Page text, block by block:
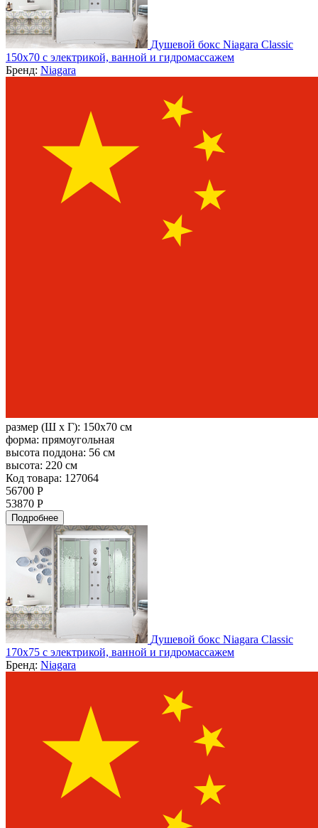
Душевой бокс Niagara Classic
150х70 с электрикой, ванной и гидромассажем
Бренд: Niagara
размер (Ш х Г): 150x70 см
форма: прямоугольная
высота поддона: 56 см
высота: 220 см
Код товара: 127064
56700 Р
53870 Р
Подробнее
Душевой бокс Niagara Classic
170х75 с электрикой, ванной и гидромассажем
Бренд: Niagara